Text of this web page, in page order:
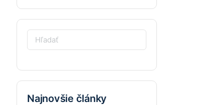
Hľadať:
Najnovšie články